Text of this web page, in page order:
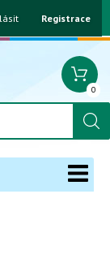
Registrace
0